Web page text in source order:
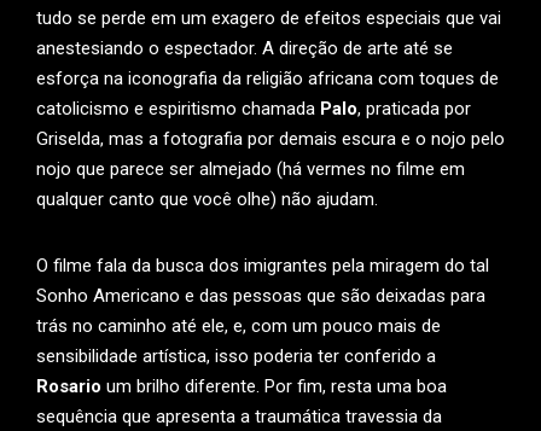
tudo se perde em um exagero de efeitos especiais que vai
anestesiando o espectador. A direção de arte até se
esforça na iconografia da religião africana com toques de
catolicismo e espiritismo chamada Palo, praticada por
Griselda, mas a fotografia por demais escura e o nojo pelo
nojo que parece ser almejado (há vermes no filme em
qualquer canto que você olhe) não ajudam.
O filme fala da busca dos imigrantes pela miragem do tal
Sonho Americano e das pessoas que são deixadas para
trás no caminho até ele, e, com um pouco mais de
sensibilidade artística, isso poderia ter conferido a
Rosario um brilho diferente. Por fim, resta uma boa
sequência que apresenta a traumática travessia da